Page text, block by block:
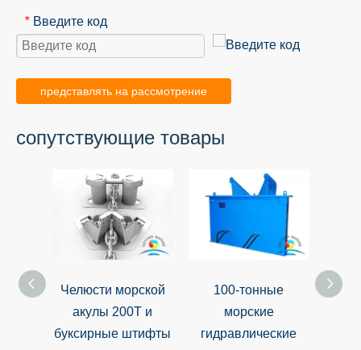
* Введите код
представлять на рассмотрение
сопутствующие товары
Челюсти морской
акулы 200T и
буксирные штифты
100-тонные
морские
гидравлические